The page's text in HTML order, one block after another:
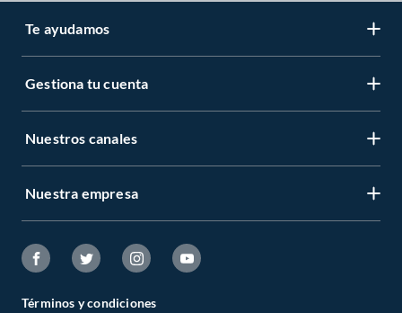
Te ayudamos
Gestiona tu cuenta
Nuestros canales
Nuestra empresa
Términos y condiciones